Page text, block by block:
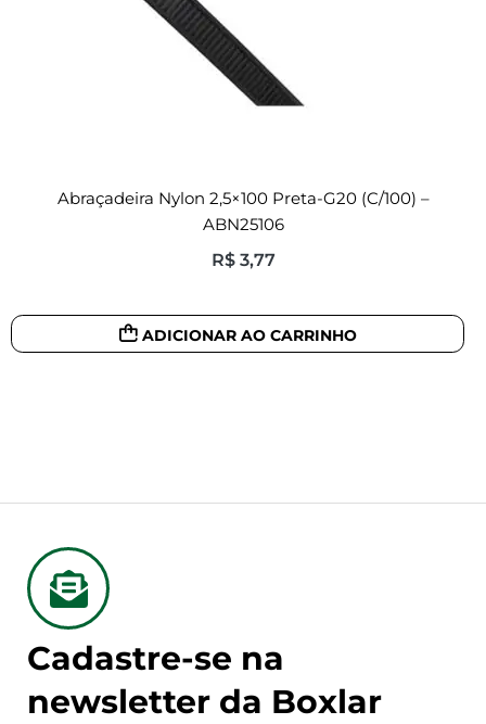
Abraçadeira Nylon 2,5×100 Preta-G20 (c/100) –
ABN25106
R$3,77
ADICIONAR AO CARRINHO
Cadastre-se na
newsletter da Boxlar